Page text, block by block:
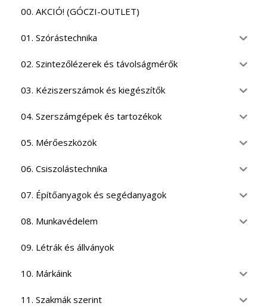
00. AKCIÓ! (GÓCZI-OUTLET)
01. Szórástechnika
02. Szintezőlézerek és távolságmérők
03. Kéziszerszámok és kiegészítők
04. Szerszámgépek és tartozékok
05. Mérőeszközök
06. Csiszolástechnika
07. Építőanyagok és segédanyagok
08. Munkavédelem
09. Létrák és állványok
10. Márkáink
11. Szakmák szerint